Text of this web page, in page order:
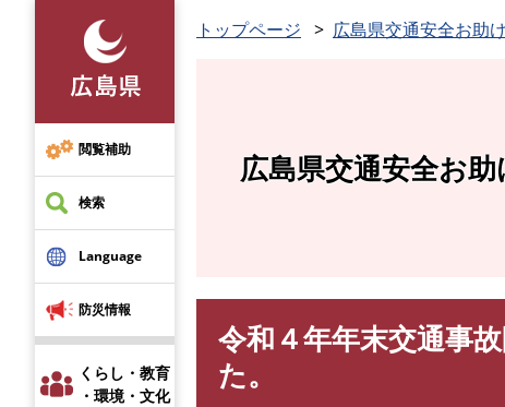
先
頭
で
す
閲覧補助
検索
Language
防災情報
くらし・教育
・環境・文化
トップページ 広島県交通安全お助
広島県交通安全お助
令和４年年末交通事
た。